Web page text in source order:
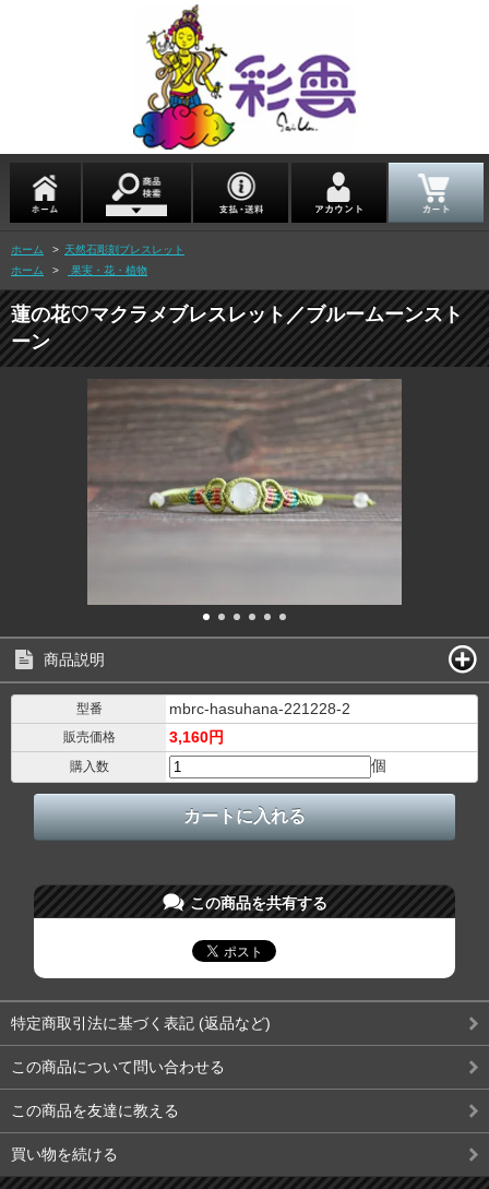
ホーム > 天然石彫刻ブレスレット
ホーム
> 果実・花・植物
蓮の花♡マクラメブレスレット／ブルームーンスト
ーン
商品説明
型番 mbrc-hasuhana-221228-2
販売価格 3,160円
購入数 個
この商品を共有する
特定商取引法に基づく表記 (返品など)
この商品について問い合わせる
この商品を友達に教える
買い物を続ける